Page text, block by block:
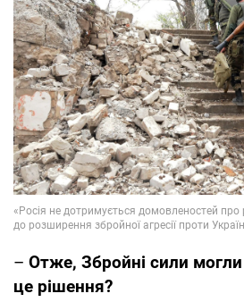
– Отже, Збройні сили
це рішення?